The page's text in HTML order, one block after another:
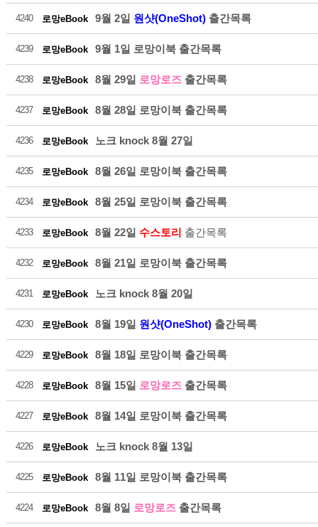
4240 로망eBook 9월 2일 원샷(OneShot) 출간목록
4239 로망eBook 9월 1일 로망이북 출간목록
4238 로망eBook 8월 29일 로망로즈 출간목록
4237 로망eBook 8월 28일 로망이북 출간목록
4236 로망eBook 노크 knock 8월 27일
4235 로망eBook 8월 26일 로망이북 출간목록
4234 로망eBook 8월 25일 로망이북 출간목록
4233 로망eBook 8월 22일 수스토리 출간목록
4232 로망eBook 8월 21일 로망이북 출간목록
4231 로망eBook 노크 knock 8월 20일
4230 로망eBook 8월 19일 원샷(OneShot) 출간목록
4229 로망eBook 8월 18일 로망이북 출간목록
4228 로망eBook 8월 15일 로망로즈 출간목록
4227 로망eBook 8월 14일 로망이북 출간목록
4226 로망eBook 노크 knock 8월 13일
4225 로망eBook 8월 11일 로망이북 출간목록
4224 로망eBook 8월 8일 로망로즈 출간목록